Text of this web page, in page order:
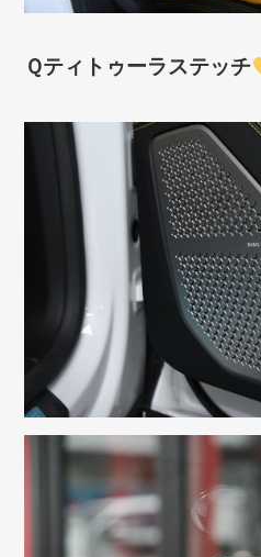
Ｑティトゥーラステッチ